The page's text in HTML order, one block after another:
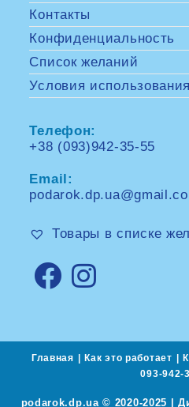
Контакты
Конфиденциальность
Список желаний
Условия использования
Телефон:
+38 (093)942-35-55
your
application
Email:
Товары в списке
tab
tab
Главная Как это работает
093-942-
podarok.dp.ua © 2020-2025 |